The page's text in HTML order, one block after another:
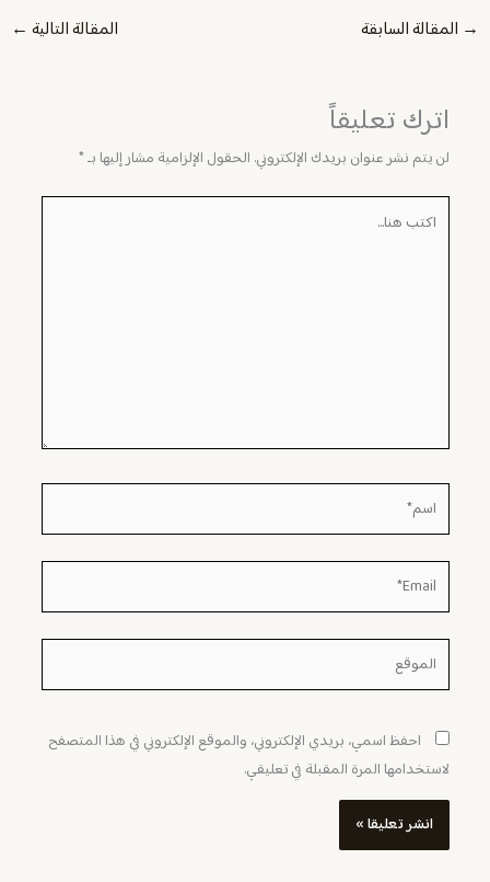
→ المقالة السابقة المقالة التالية ←
اترك تعليقاً
لن يتم نشر عنوان بريدك الإلكتروني. الحقول الإلزامية مشار إليها بـ*
اسم*
Email*
الموقع
احفظ اسمي، بريدي الإلكتروني، والموقع الإلكتروني في هذا المتصفح
لاستخدامها المرة المقبلة في تعليقي.